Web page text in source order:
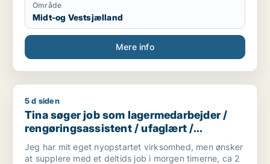
Område
Midt-og Vestsjælland
Mere info
Tina søger job som lagermedarbejder /
5 d siden
Tina søger job som lagermedarbejder /
rengøringsassistent / ufaglært /
kontorassistent /
kundeservicemedarbejder
Jeg har mit eget nyopstartet virksomhed, men ønsker
at supplere med et deltids job i morgen timerne, ca 2